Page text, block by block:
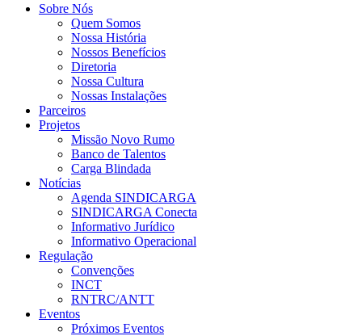
Sobre Nós
Quem Somos
Nossa História
Nossos Benefícios
Diretoria
Nossa Cultura
Nossas Instalações
Parceiros
Projetos
Missão Novo Rumo
Banco de Talentos
Carga Blindada
Notícias
Agenda SINDICARGA
SINDICARGA Conecta
Informativo Jurídico
Informativo Operacional
Regulação
Convenções
INCT
RNTRC/ANTT
Eventos
Próximos Eventos